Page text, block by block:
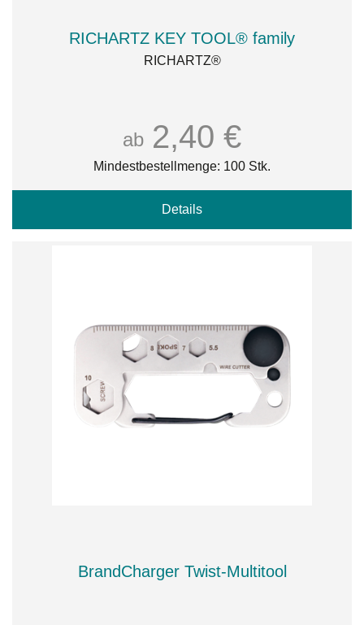
RICHARTZ KEY TOOL® family
RICHARTZ®
ab 2,40 €
Mindestbestellmenge: 100 Stk.
Details
BrandCharger Twist-Multitool